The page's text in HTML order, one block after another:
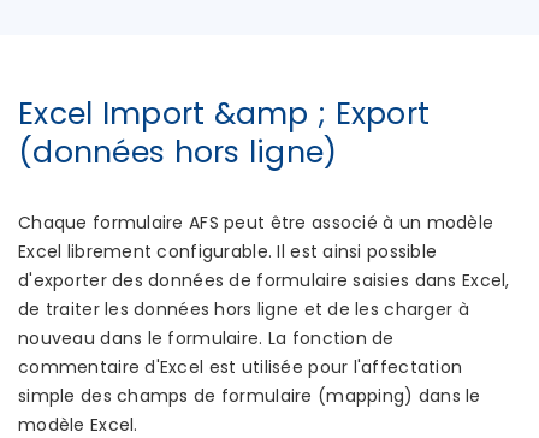
Excel Import &amp ; Export
(données hors ligne)
Chaque formulaire AFS peut être associé à un modèle
Excel librement configurable. Il est ainsi possible
d'exporter des données de formulaire saisies dans Excel,
de traiter les données hors ligne et de les charger à
nouveau dans le formulaire. La fonction de
commentaire d'Excel est utilisée pour l'affectation
simple des champs de formulaire (mapping) dans le
modèle Excel.